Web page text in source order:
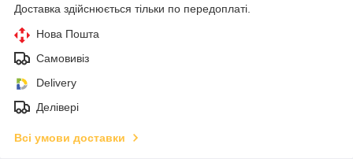
Доставка здійснюється тільки по передоплаті.
Нова Пошта
Самовивіз
Delivery
Делівері
Всі умови доставки